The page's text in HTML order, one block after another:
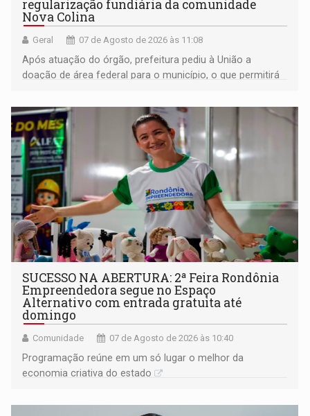
regularização fundiária da comunidade
Nova Colina
Geral 07 de Agosto de 2026 às 11:08
Após atuação do órgão, prefeitura pediu à União a
doação de área federal para o município, o que permitirá
SUCESSO NA ABERTURA: 2ª Feira Rondônia
Empreendedora segue no Espaço
Alternativo com entrada gratuita até
domingo
Comunidade 07 de Agosto de 2026 às 10:40
Programação reúne em um só lugar o melhor da
economia criativa do estado